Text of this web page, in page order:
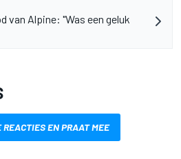
van Alpine: "Was een geluk
EN PRAAT MEE